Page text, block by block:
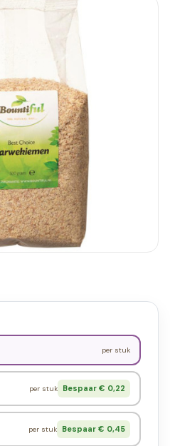
per stuk
per stuk Bespaar € 0,22
per stuk Bespaar € 0,45